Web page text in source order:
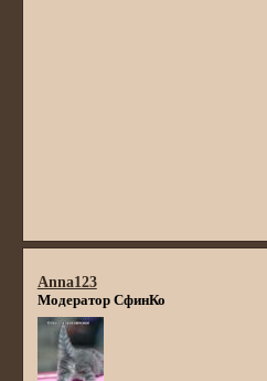
Anna123
Модератор СфинКо